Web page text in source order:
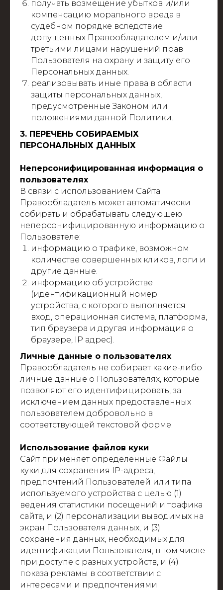
получать возмещение убытков и/или
компенсацию морального вреда в
судебном порядке вследствие
допущенных Правообладателем и/или
третьими лицами нарушений прав
Пользователя на охрану и защиту его
Персональных данных.
реализовывать иные права в области
защиты персональных данных,
предусмотренные Законом или
положениями данной Политики.
3. ПЕРЕЧЕНЬ СОБИРАЕМЫХ
ПЕРСОНАЛЬНЫХ ДАННЫХ
Неперсонифицированная информация о
пользователях
В связи с использованием Сайта
Правообладатель может автоматически
собирать и обрабатывать следующею
неперсонифицированную информацию о
Пользователе:
информацию о трафике, возможном
количестве совершенных кликов, логи и
другие данные.
информацию об устройстве
(идентификационный номер
устройства, с которого выполняется
вход, операционная система, платформа,
тип браузера и другая информация о
браузере, IP адрес).
Личные данные о пользователях
Правообладатель не собирает какие-либо
личные данные о Пользователях, которые
позволяют его идентифицировать, за
исключением данных предоставленных
пользователем добровольно в
соответствующей текстовой форме.
Использование файлов куки
Сайт применяет определенные Файлы
куки для сохранения IP-адреса,
предпочтений Пользователей или типа
используемого устройства с целью (1)
ведения статистики посещений и трафика
сайта, и (2) персонализации выводимых на
экран Пользователя данных, и (3)
сохранения данных, необходимых для
идентификации Пользователя, в том числе
при доступе с разных устройств, и (4)
показа рекламы в соответствии с
интересами и предпочтениями